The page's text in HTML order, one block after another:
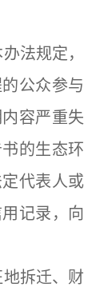
法规定，
公众参与
容严重失
的生态环
代表人或
记录，向
拆迁、财